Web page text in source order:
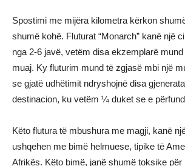
Spostimi me mijëra kilometra kërkon
shumë kohë. Fluturat “Monarch” kanë një
nga 2-6 javë, vetëm disa ekzemplarë
muaj. Ky fluturim mund të zgjasë mbi një
se gjatë udhëtimit ndryshojnë disa
destinacion, ku vetëm ¼ duket se e
Këto flutura të mbushura me magji, kanë
ushqehen me bimë helmuese, tipike të
Afrikës. Këto bimë, janë shumë toksike për